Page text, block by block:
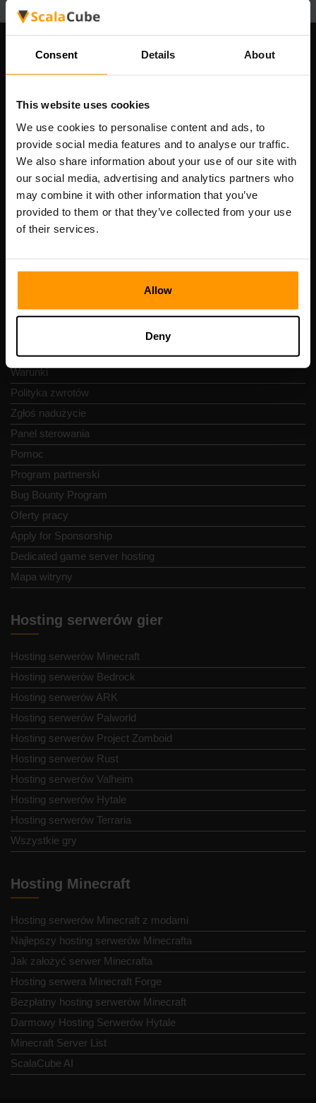
Consent Details About
This website uses cookies
We use cookies to personalise content and ads, to
provide social media features and to analyse our traffic.
We also share information about your use of our site with
our social media, advertising and analytics partners who
may combine it with other information that you’ve
provided to them or that they’ve collected from your use
of their services.
Allow
Deny
Nasza firma
Scalable Hosting Solutions OÜ
Kod rejestracyjny: 14652605
Numer VAT: EE102133820
Adres: Harju maakond, Tallinn, Kesklinna linnaosa,
Vesivärava tn 50-201, 10152
Szybka nawigacja
Recenzje
Polityka prywatności
Warunki
Polityka zwrotów
Zgłoś nadużycie
Panel sterowania
Pomoc
Program partnerski
Bug Bounty Program
Oferty pracy
Apply for Sponsorship
Dedicated game server hosting
Mapa witryny
Hosting serwerów gier
Hosting serwerów Minecraft
Hosting serwerów Bedrock
Hosting serwerów ARK
Hosting serwerów Palworld
Hosting serwerów Project Zomboid
Hosting serwerów Rust
Hosting serwerów Valheim
Hosting serwerów Hytale
Hosting serwerów Terraria
Wszystkie gry
Hosting Minecraft
Hosting serwerów Minecraft z modami
Najlepszy hosting serwerów Minecrafta
Jak założyć serwer Minecrafta
Hosting serwera Minecraft Forge
Bezpłatny hosting serwerów Minecraft
Darmowy Hosting Serwerów Hytale
Minecraft Server List
ScalaCube AI